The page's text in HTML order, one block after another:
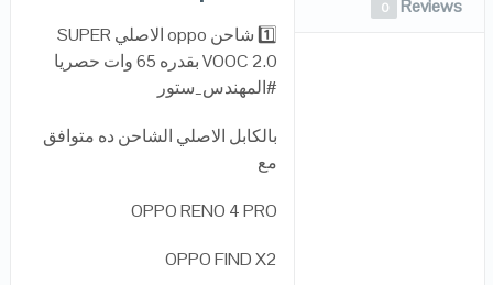
Reviews
0
1️⃣ شاحن oppo الاصلي SUPER
VOOC 2.0 بقدره 65 وات حصريا
#المهندس_ستور
بالكابل الاصلي الشاحن ده متوافق
مع
OPPO RENO 4 PRO
OPPO FIND X2